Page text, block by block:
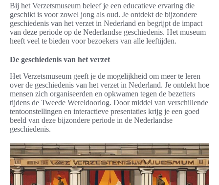
Bij het Verzetsmuseum beleef je een educatieve ervaring die
geschikt is voor zowel jong als oud. Je ontdekt de bijzondere
geschiedenis van het verzet in Nederland en begrijpt de impact
van deze periode op de Nederlandse geschiedenis. Het museum
heeft veel te bieden voor bezoekers van alle leeftijden.
De geschiedenis van het verzet
Het Verzetsmuseum geeft je de mogelijkheid om meer te leren
over de geschiedenis van het verzet in Nederland. Je ontdekt hoe
mensen zich organiseerden en opkwamen tegen de bezetters
tijdens de Tweede Wereldoorlog. Door middel van verschillende
tentoonstellingen en interactieve presentaties krijg je een goed
beeld van deze bijzondere periode in de Nederlandse
geschiedenis.